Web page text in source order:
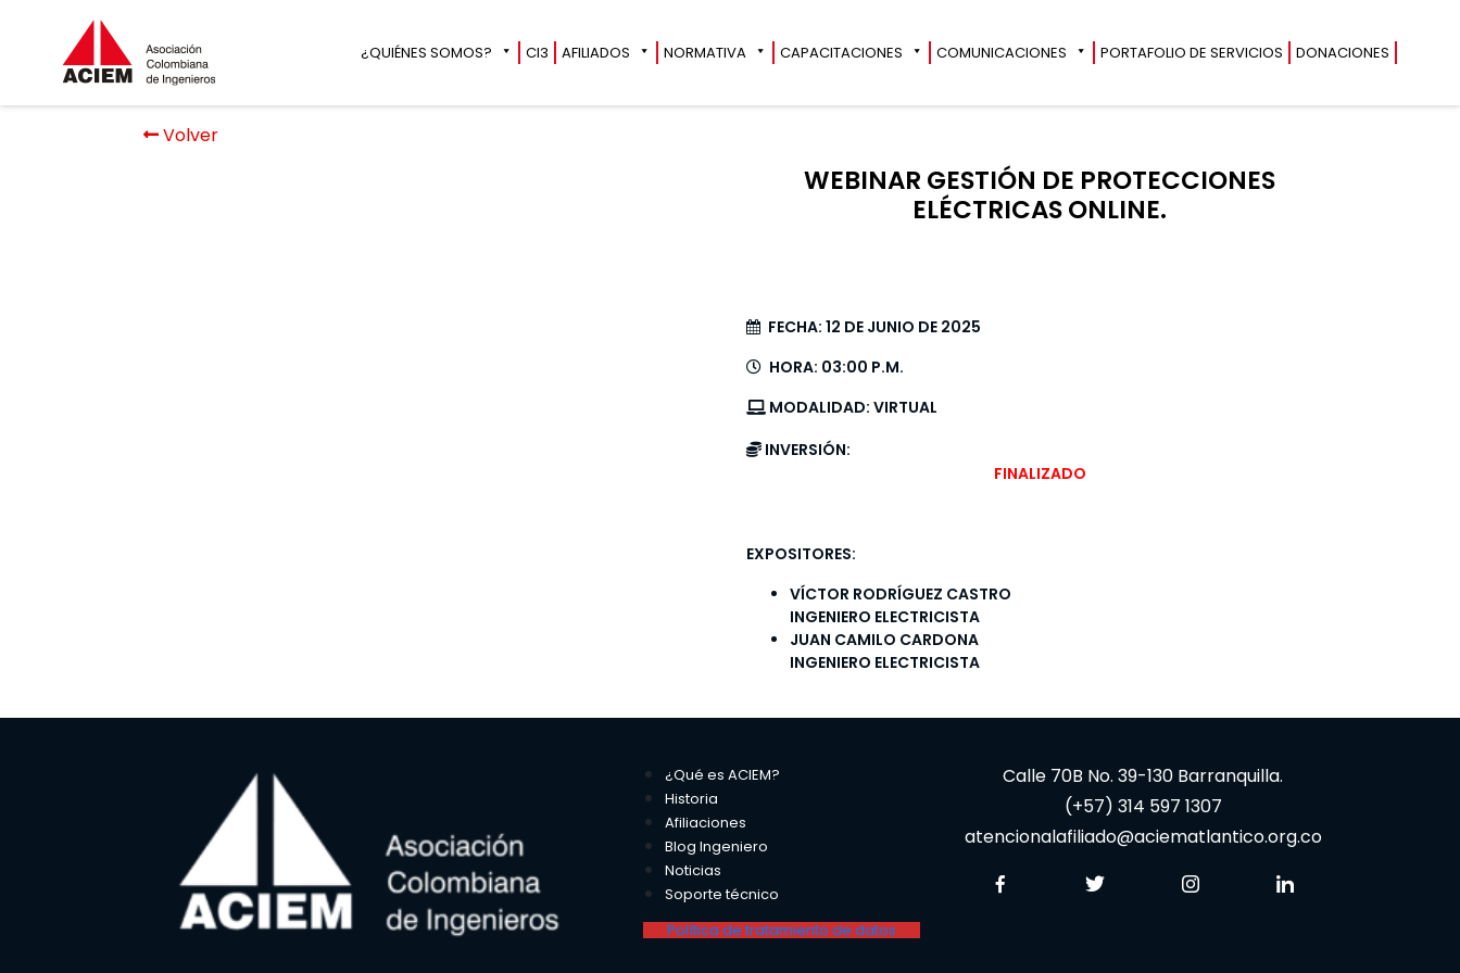
¿QUIÉNES SOMOS? CI3 AFILIADOS NORMATIVA CAPACITACIONES COMUNICACIONES PORTAFOLIO DE SERVICIOS DONACIONES
Volver
WEBINAR GESTIÓN DE PROTECCIONES
ELÉCTRICAS ONLINE.
FECHA: 12 DE JUNIO DE 2025
HORA: 03:00 P.M.
MODALIDAD: VIRTUAL
INVERSIÓN:
FINALIZADO
EXPOSITORES:
VÍCTOR RODRÍGUEZ CASTRO
INGENIERO ELECTRICISTA
JUAN CAMILO CARDONA
INGENIERO ELECTRICISTA
¿Qué es ACIEM?
Historia
Afiliaciones
Blog Ingeniero
Noticias
Soporte técnico
Política de tratamiento de datos
Calle 70B No. 39-130 Barranquilla.
(+57) 314 597 1307
atencionalafiliado@aciematlantico.org.co